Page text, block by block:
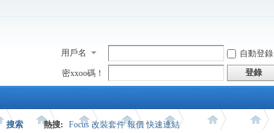
用戶名 自動登錄
密xxoo碼！
登錄
搜索 熱搜: Focus 改裝套件 報價 快速連結